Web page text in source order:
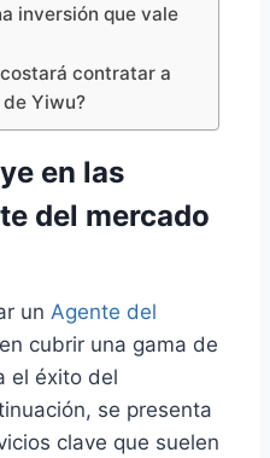
inversión que vale
contratar a
Yiwu?
en las
del mercado
un Agente del
cubrir una gama de
el éxito del
se presenta
clave que suelen